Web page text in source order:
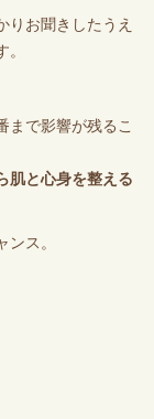
りお聞きしたうえ
まで影響が残るこ
肌と心身を整える
ス。